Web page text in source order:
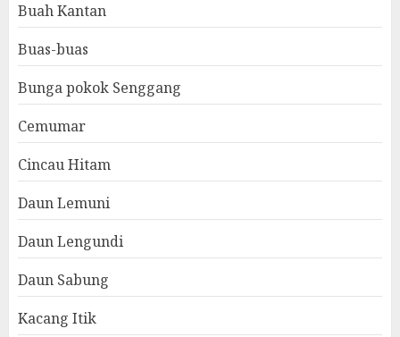
Buah Kantan
Buas-buas
Bunga pokok Senggang
Cemumar
Cincau Hitam
Daun Lemuni
Daun Lengundi
Daun Sabung
Kacang Itik